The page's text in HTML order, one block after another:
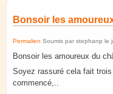
Bonsoir les
Permalien Soumis par stephanp le
Bonsoir les amoureux du
Soyez rassuré cela fait
commencé,..